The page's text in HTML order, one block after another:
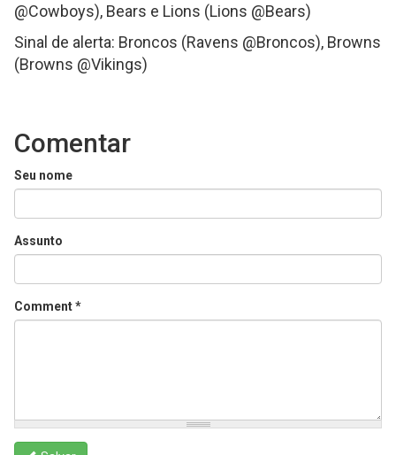
@Cowboys), Bears e Lions (Lions @Bears)
Sinal de alerta: Broncos (Ravens @Broncos), Browns
(Browns @Vikings)
Comentar
Seu nome
Assunto
Comment*